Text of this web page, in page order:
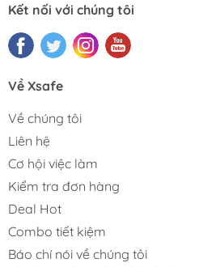
Kết nối với chúng tôi
Về Xsafe
Về chúng tôi
Liên hệ
Cơ hội việc làm
Kiểm tra đơn hàng
Deal Hot
Combo tiết kiệm
Báo chí nói về chúng tôi